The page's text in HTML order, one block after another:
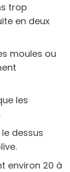
trop
en deux
moules ou
les
dessus
environ 20 à